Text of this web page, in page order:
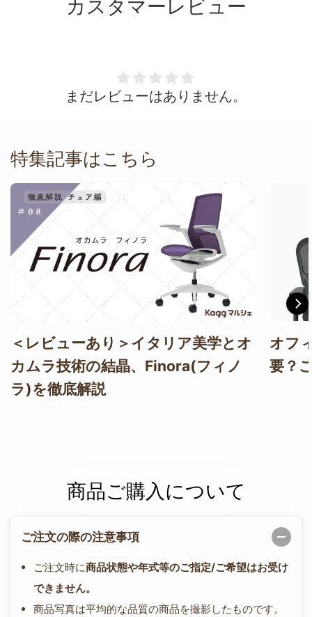
配送無料！最高でし
た。写真が下手で申
カスタマーレビュー
まだレビューはありません。
特集記事はこちら
＜レビューあり＞イタリア美学とオ
カムラ技術の結晶、Finora(フィノ
ラ)を徹底解説
オフ
要？
商品ご購入について
ご注文の際の注意事項
ご注文時に商品状態や年式等のご指定/ご希望はお受け
できません。
商品写真は平均的な品質の商品を撮影したものです。